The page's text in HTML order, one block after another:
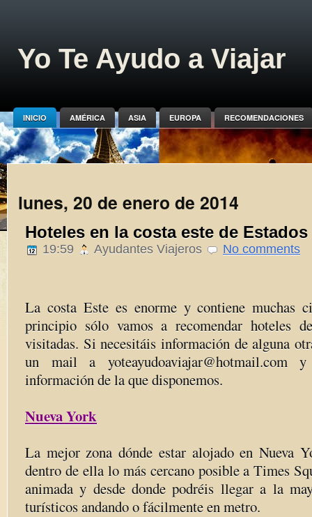
Yo Te Ayudo a Viajar
INICIO AMÉRICA ASIA EUROPA RECOMENDACIONES
lunes, 20 de enero de 2014
Hoteles en la costa este de
19:59 Ayudantes Viajeros No comments
La costa Este es enorme y contiene muchas
principio sólo vamos a recomendar hoteles
visitadas. Si necesitáis información de alguna
un mail a yoteayudoaviajar@hotmail.com
información de la que disponemos.
Nueva York
La mejor zona dónde estar alojado en Nueva
dentro de ella lo más cercano posible a Times
animada y desde donde podréis llegar a la
turísticos andando o fácilmente en metro.